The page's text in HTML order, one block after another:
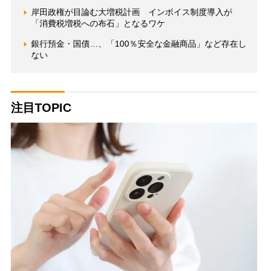
岸田政権が目論む大増税計画 インボイス制度導入が
「消費税増税への布石」となるワケ
銀行預金・国債…、「100％安全な金融商品」など存在し
ない
注目TOPIC